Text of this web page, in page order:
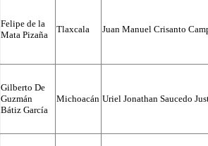
Felipe de la
Mata Pizaña
Tlaxcala Juan Manuel Crisanto
Gilberto De
Guzmán
Bátiz García
Michoacán Uriel Jonathan Saucedo